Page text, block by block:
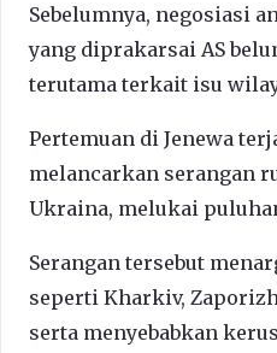
Sebelumnya, negosiasi
yang diprakarsai AS
terutama terkait isu
Pertemuan di Jenewa
melancarkan serangan
Ukraina, melukai
Serangan tersebut
seperti Kharkiv,
serta menyebabkan